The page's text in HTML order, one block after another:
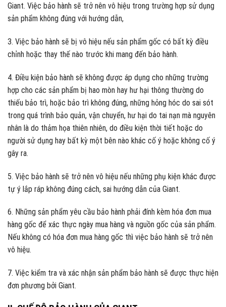
Giant. Việc bảo hành sẽ trở nên vô hiệu trong trường hợp sử dụng
sản phẩm không đúng với hướng dẫn,
3. Việc bảo hành sẽ bị vô hiệu nếu sản phẩm gốc có bất kỳ điều
chỉnh hoặc thay thế nào trước khi mang đến bảo hành.
4. Điều kiện bảo hành sẽ không được áp dụng cho những trường
hợp cho các sản phẩm bị hao mòn hay hư hại thông thường do
thiếu bảo trì, hoặc bảo trì không đúng, những hỏng hóc do sai sót
trong quá trình bảo quản, vận chuyển, hư hại do tai nạn mà nguyên
nhân là do thảm họa thiên nhiên, do điều kiện thời tiết hoặc do
người sử dụng hay bất kỳ một bên nào khác cố ý hoặc không cố ý
gây ra.
5. Việc bảo hành sẽ trở nên vô hiệu nếu những phụ kiện khác được
tự ý lắp ráp không đúng cách, sai hướng dẫn của Giant.
6. Những sản phẩm yêu cầu bảo hành phải đính kèm hóa đơn mua
hàng gốc để xác thực ngày mua hàng và nguồn gốc của sản phẩm.
Nếu không có hóa đơn mua hàng gốc thì việc bảo hành sẽ trở nên
vô hiệu.
7. Việc kiểm tra và xác nhận sản phẩm bảo hành sẽ được thực hiện
đơn phương bởi Giant.